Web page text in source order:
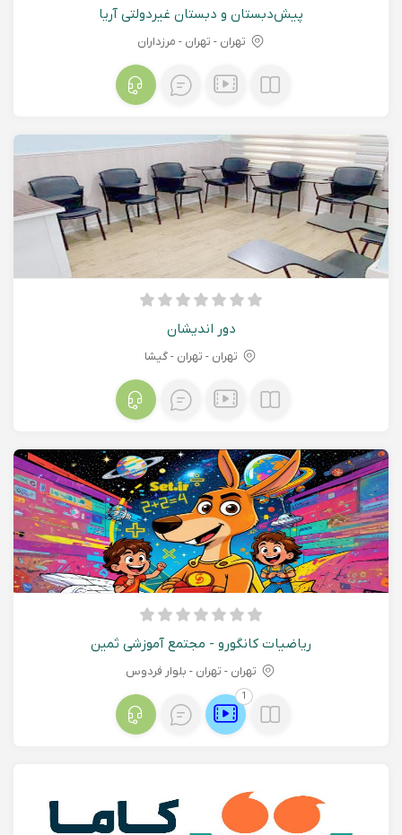
پیش‌دبستان و دبستان غیردولتی آریا
تهران - تهران - مرزداران
دور اندیشان
تهران - تهران - گیشا
ریاضیات کانگورو - مجتمع آموزشی ثمین
تهران - تهران - بلوار فردوس
1